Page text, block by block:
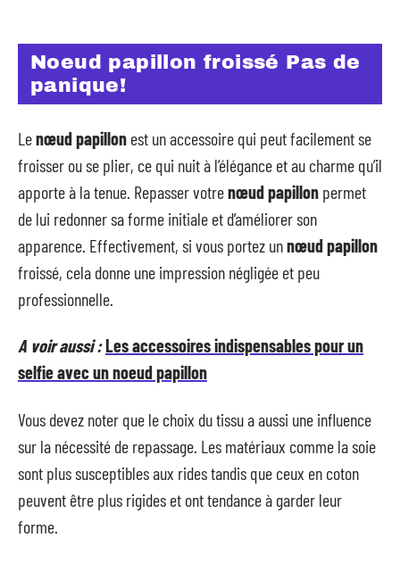
Noeud papillon froissé Pas de
panique!
Lenœud papillon est un accessoire qui peut facilement se
froisser ou se plier, ce qui nuit à l’élégance et au charme qu’il
apporte à la tenue. Repasser votrenœud papillon permet
de lui redonner sa forme initiale et d’améliorer son
apparence. Effectivement, si vous portez unnœud papillon
froissé, cela donne une impression négligée et peu
professionnelle.
A voir aussi :Les accessoires indispensables pour un
selfie avec un noeud papillon
Vous devez noter que le choix du tissu a aussi une influence
sur la nécessité de repassage. Les matériaux comme la soie
sont plus susceptibles aux rides tandis que ceux en coton
peuvent être plus rigides et ont tendance à garder leur
forme.